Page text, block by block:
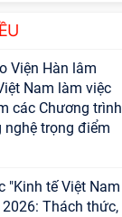
chủ nghĩa xã hội
Viện Hàn lâm
Nam làm việc
các Chương trình
nghệ trọng điểm
"Kinh tế Việt Nam
Thách thức,